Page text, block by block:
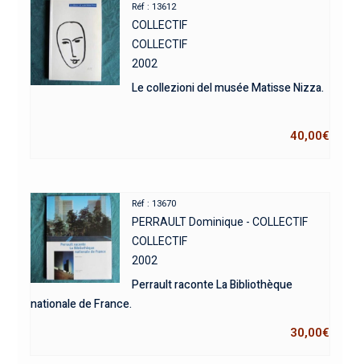
Réf : 13612
COLLECTIF
COLLECTIF
2002
Le collezioni del musée Matisse Nizza.
40,00€
Réf : 13670
PERRAULT Dominique - COLLECTIF
COLLECTIF
2002
Perrault raconte La Bibliothèque
nationale de France.
30,00€